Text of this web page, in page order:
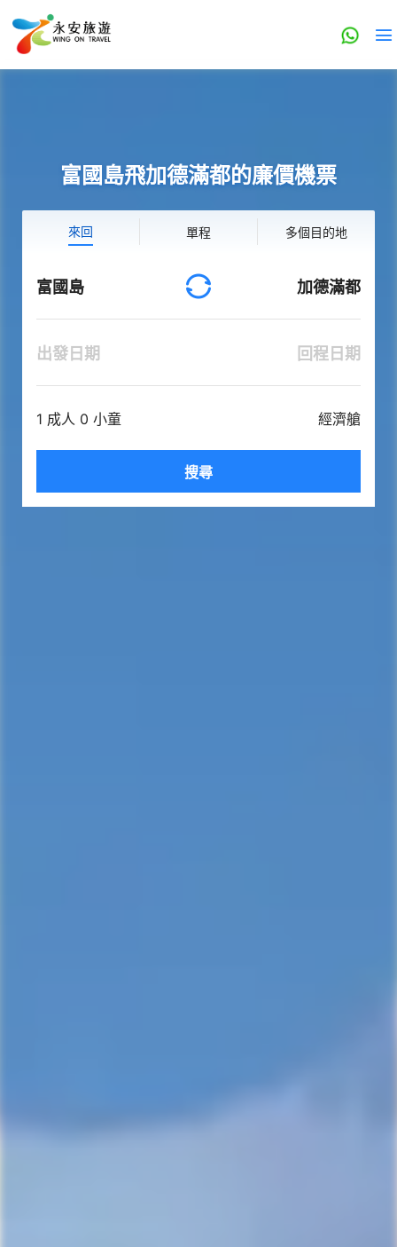
富國島飛加德滿都的廉價機票
來回 單程 多個目的地
富國島 加德滿都
出發日期 回程日期
1 成人 0 小童 經濟艙
搜尋